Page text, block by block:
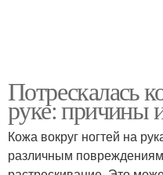
Потрескалась
руке: причины
Кожа вокруг ногтей на
различным